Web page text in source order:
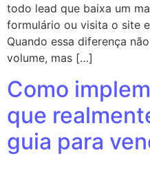
todo lead que baixa um
formulário ou visita o site
Quando essa diferença
volume, mas […]
Como
que
guia para